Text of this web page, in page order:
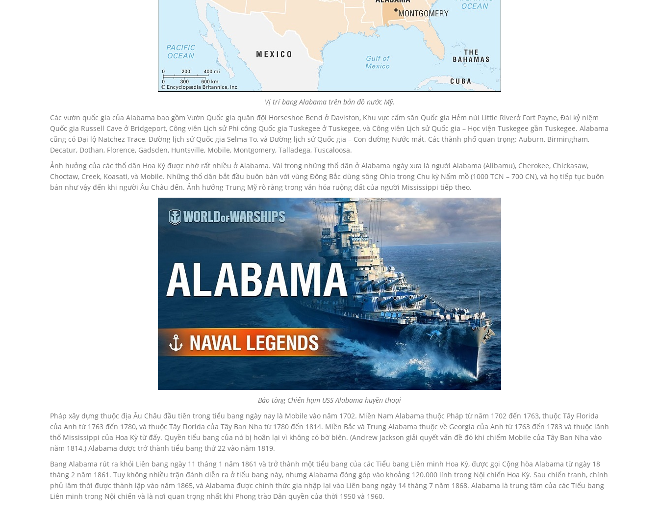
Vị trí bang Alabama trên bản đồ nước Mỹ.
Các vườn quốc gia của Alabama bao gồm Vườn Quốc gia quân đội Horseshoe Bend ở Daviston, Khu vực cấm săn Quốc gia Hẻm núi Little Riverở Fort Payne, Đài kỷ niệm
Quốc gia Russell Cave ở Bridgeport, Công viên Lịch sử Phi công Quốc gia Tuskegee ở Tuskegee, và Công viên Lịch sử Quốc gia – Học viện Tuskegee gần Tuskegee. Alabama
cũng có Đại lộ Natchez Trace, Đường lịch sử Quốc gia Selma To, và Đường lịch sử Quốc gia – Con đường Nước mắt. Các thành phố quan trọng: Auburn, Birmingham,
Decatur, Dothan, Florence, Gadsden, Huntsville, Mobile, Montgomery, Talladega, Tuscaloosa.
Ảnh hưởng của các thổ dân Hoa Kỳ được nhớ rất nhiều ở Alabama. Vài trong những thổ dân ở Alabama ngày xưa là người Alabama (Alibamu), Cherokee, Chickasaw,
Choctaw, Creek, Koasati, và Mobile. Những thổ dân bắt đầu buôn bán với vùng Đông Bắc dùng sông Ohio trong Chu kỳ Nấm mồ (1000 TCN – 700 CN), và họ tiếp tục buôn
bán như vậy đến khi người Âu Châu đến. Ảnh hưởng Trung Mỹ rõ ràng trong văn hóa ruộng đất của người Mississippi tiếp theo.
Bảo tàng Chiến hạm USS Alabama huyền thoại
Pháp xây dựng thuộc địa Âu Châu đầu tiên trong tiểu bang ngày nay là Mobile vào năm 1702. Miền Nam Alabama thuộc Pháp từ năm 1702 đến 1763, thuộc Tây Florida
của Anh từ 1763 đến 1780, và thuộc Tây Florida của Tây Ban Nha từ 1780 đến 1814. Miền Bắc và Trung Alabama thuộc về Georgia của Anh từ 1763 đến 1783 và thuộc lãnh
thổ Mississippi của Hoa Kỳ từ đấy. Quyền tiểu bang của nó bị hoãn lại vì không có bờ biên. (Andrew Jackson giải quyết vấn đề đó khi chiếm Mobile của Tây Ban Nha vào
năm 1814.) Alabama được trở thành tiểu bang thứ 22 vào năm 1819.
Bang Alabama rút ra khỏi Liên bang ngày 11 tháng 1 năm 1861 và trở thành một tiểu bang của các Tiểu bang Liên minh Hoa Kỳ, được gọi Cộng hòa Alabama từ ngày 18
tháng 2 năm 1861. Tuy không nhiều trận đánh diễn ra ở tiểu bang này, nhưng Alabama đóng góp vào khoảng 120.000 lính trong Nội chiến Hoa Kỳ. Sau chiến tranh, chính
phủ lâm thời được thành lập vào năm 1865, và Alabama được chính thức gia nhập lại vào Liên bang ngày 14 tháng 7 năm 1868. Alabama là trung tâm của các Tiểu bang
Liên minh trong Nội chiến và là nơi quan trọng nhất khi Phong trào Dân quyền của thời 1950 và 1960.